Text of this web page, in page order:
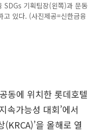
기획팀장(왼쪽)과 문동
고 있다. (사진제공=신한금융
동에 위치한 롯데호텔
속가능성 대회’에서
(KRCA)’을 올해로 열